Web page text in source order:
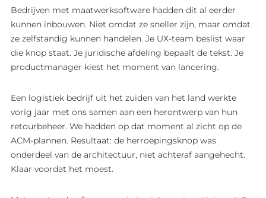
Bedrijven met maatwerksoftware hadden dit al eerder
kunnen inbouwen. Niet omdat ze sneller zijn, maar omdat
ze zelfstandig kunnen handelen. Je UX-team beslist waar
die knop staat. Je juridische afdeling bepaalt de tekst. Je
productmanager kiest het moment van lancering.
Een logistiek bedrijf uit het zuiden van het land werkte
vorig jaar met ons samen aan een herontwerp van hun
retourbeheer. We hadden op dat moment al zicht op de
ACM-plannen. Resultaat: de herroepingsknop was
onderdeel van de architectuur, niet achteraf aangehecht.
Klaar voordat het moest.